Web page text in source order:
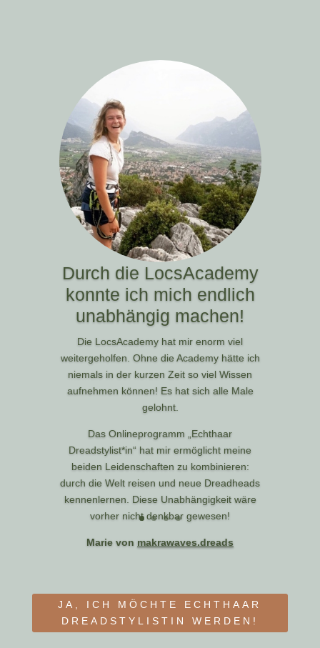
Durch die LocsAcademy
konnte ich mich endlich
unabhängig machen!
Die LocsAcademy hat mir enorm viel
weitergeholfen. Ohne die Academy hätte ich
niemals in der kurzen Zeit so viel Wissen
aufnehmen können! Es hat sich alle Male
gelohnt.
Das Onlineprogramm „Echthaar
Dreadstylist*in“ hat mir ermöglicht meine
beiden Leidenschaften zu kombinieren:
durch die Welt reisen und neue Dreadheads
kennenlernen. Diese Unabhängigkeit wäre
vorher nicht denkbar gewesen!
Marie von makrawaves.dreads
JA, ICH MÖCHTE ECHTHAAR
DREADSTYLISTIN WERDEN!